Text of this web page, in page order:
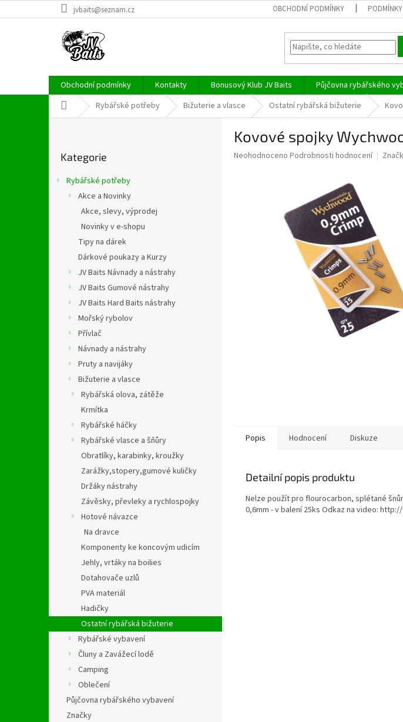
na
jvbaits@seznam.cz OBCHODNÍ PODMÍNKY
Obchodní podmínky Kontakty Bonusový Klub JV Baits Půjčovna rybářského
Domů Rybářské potřeby Bižuterie a vlasce Ostatní rybářská bižuterie
kategorie
Kategorie
Rybářské potřeby
Akce a Novinky
Akce, slevy, výprodej
Novinky v e-shopu
Tipy na dárek
Dárkové poukazy a Kurzy
JV Baits Návnady a nástrahy
JV Baits Gumové nástrahy
JV Baits Hard Baits nástrahy
Mořský rybolov
Přívlač
Návnady a nástrahy
Pruty a navijáky
Bižuterie a vlasce
Rybářská olova, zátěže
Krmítka
Rybářské háčky
Rybářské vlasce a šňůry
Obratlíky, karabinky, kroužky
Zarážky,stopery,gumové kuličky
Držáky nástrahy
Závěsky, převleky a rychlospojky
Hotové návazce
Na dravce
Komponenty ke koncovým udicím
Jehly, vrtáky na boilies
Dotahovače uzlů
PVA materiál
Hadičky
Ostatní rybářská bižuterie
Rybářské vybavení
Čluny a Zavážecí lodě
Camping
Oblečení
Půjčovna rybářského vybavení
Značky
Kovové spojky
Průměrné
Neohodnoceno Podrobnosti hodnocení
Popis Hodnocení Diskuze
Detailní popis produktu
Nelze použít pro flourocarbon, splétané
0,6mm - v balení 25ks Odkaz na video: